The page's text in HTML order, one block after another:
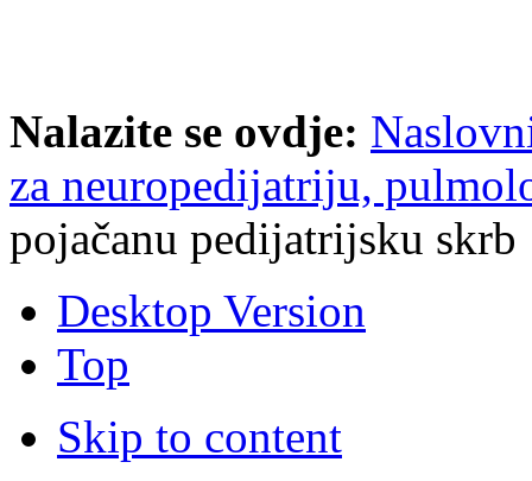
Nalazite se ovdje:
za neuropedijatriju,
pojačanu pedijatrijsku skrb
Desktop Version
Top
Skip to content